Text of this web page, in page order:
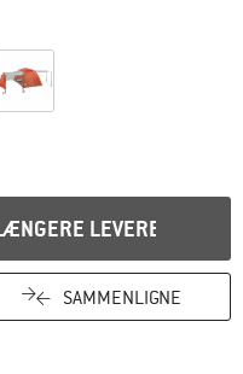
LEVERES
SAMMENLIGNE